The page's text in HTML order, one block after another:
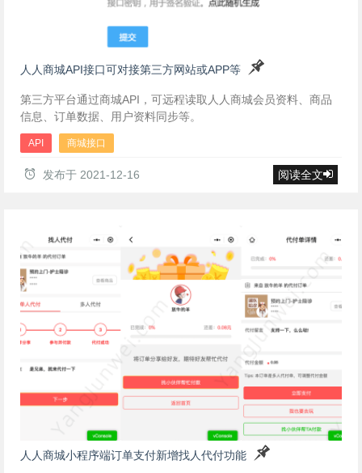
人人商城API接口可对接第三方网站或APP等
第三方平台通过商城API，可远程读取人人商城会员资料、商品
信息、订单数据、用户资料同步等。
API 商城接口
发布于 2021-12-16 阅读全文
人人商城小程序端订单支付新增找人代付功能